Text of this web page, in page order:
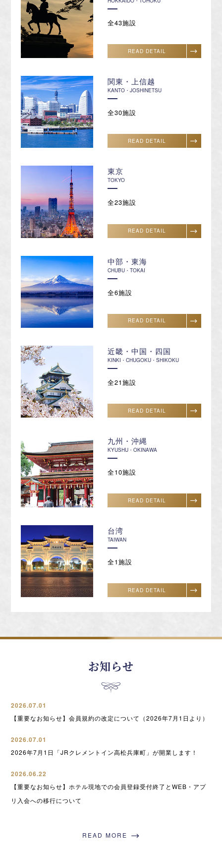
全43施設
READ DETAIL
関東・上信越
KANTO・JOSHINETSU
全30施設
READ DETAIL
東京
TOKYO
全23施設
READ DETAIL
中部・東海
CHUBU・TOKAI
全6施設
READ DETAIL
近畿・中国・四国
KINKI・CHUGOKU・SHIKOKU
全21施設
READ DETAIL
九州・沖縄
KYUSHU・OKINAWA
全10施設
READ DETAIL
台湾
TAIWAN
全1施設
READ DETAIL
お知らせ
2026.07.01
【重要なお知らせ】会員規約の改定について（2026年7月1日より）
2026.07.01
2026年7月1日「JRクレメントイン高松兵庫町」が開業します！
2026.06.22
【重要なお知らせ】ホテル現地での会員登録受付終了とWEB・アプ
リ入会への移行について
READ MORE